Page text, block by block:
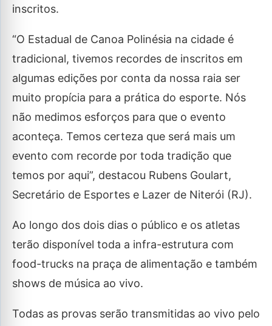
inscritos.
“O Estadual de Canoa Polinésia na cidade é
tradicional, tivemos recordes de inscritos em
algumas edições por conta da nossa raia ser
muito propícia para a prática do esporte. Nós
não medimos esforços para que o evento
aconteça. Temos certeza que será mais um
evento com recorde por toda tradição que
temos por aqui”, destacou Rubens Goulart,
Secretário de Esportes e Lazer de Niterói (RJ).
Ao longo dos dois dias o público e os atletas
terão disponível toda a infra-estrutura com
food-trucks na praça de alimentação e também
shows de música ao vivo.
Todas as provas serão transmitidas ao vivo pelo